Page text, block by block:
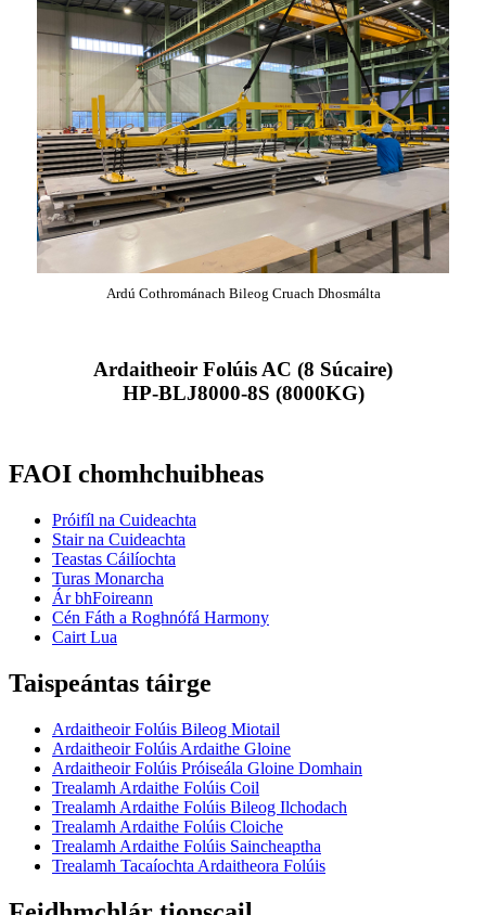
Ardú Cothrománach Bileog Cruach Dhosmálta
Ardaitheoir Folúis AC (8 Súcaire)
HP-BLJ8000-8S (8000KG)
FAOI chomhchuibheas
Próifíl na Cuideachta
Stair na Cuideachta
Teastas Cáilíochta
Turas Monarcha
Ár bhFoireann
Cén Fáth a Roghnófá Harmony
Cairt Lua
Taispeántas táirge
Ardaitheoir Folúis Bileog Miotail
Ardaitheoir Folúis Ardaithe Gloine
Ardaitheoir Folúis Próiseála Gloine Domhain
Trealamh Ardaithe Folúis Coil
Trealamh Ardaithe Folúis Bileog Ilchodach
Trealamh Ardaithe Folúis Cloiche
Trealamh Ardaithe Folúis Saincheaptha
Trealamh Tacaíochta Ardaitheora Folúis